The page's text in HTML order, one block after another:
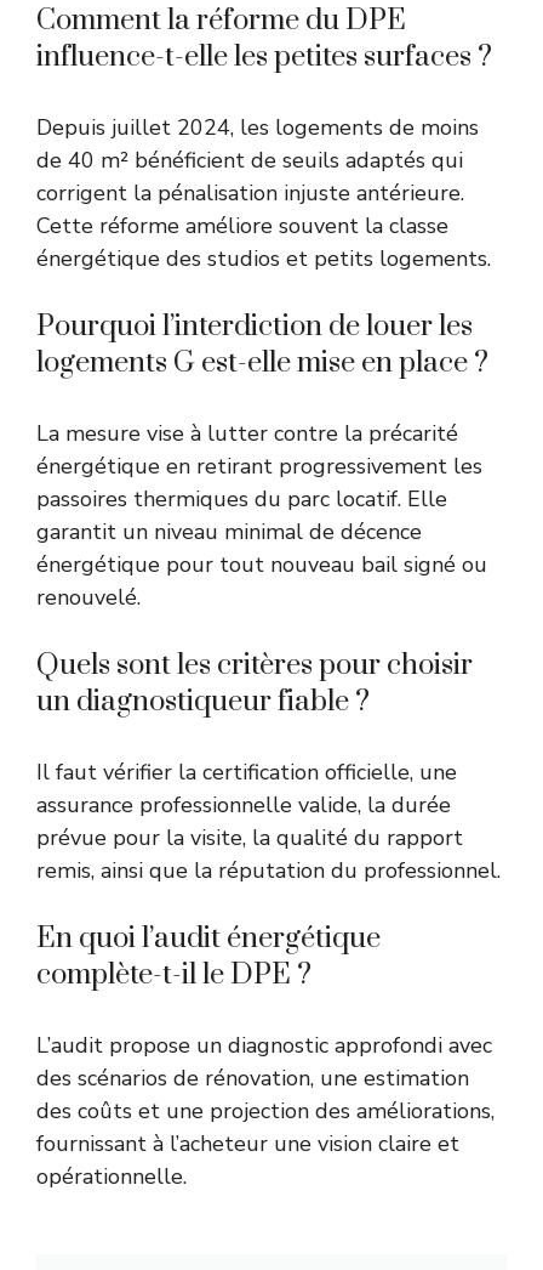
Comment la réforme du DPE
influence-t-elle les petites surfaces ?
Depuis juillet 2024, les logements de moins
de 40 m² bénéficient de seuils adaptés qui
corrigent la pénalisation injuste antérieure.
Cette réforme améliore souvent la classe
énergétique des studios et petits logements.
Pourquoi l’interdiction de louer les
logements G est-elle mise en place ?
La mesure vise à lutter contre la précarité
énergétique en retirant progressivement les
passoires thermiques du parc locatif. Elle
garantit un niveau minimal de décence
énergétique pour tout nouveau bail signé ou
renouvelé.
Quels sont les critères pour choisir
un diagnostiqueur fiable ?
Il faut vérifier la certification officielle, une
assurance professionnelle valide, la durée
prévue pour la visite, la qualité du rapport
remis, ainsi que la réputation du professionnel.
En quoi l’audit énergétique
complète-t-il le DPE ?
L’audit propose un diagnostic approfondi avec
des scénarios de rénovation, une estimation
des coûts et une projection des améliorations,
fournissant à l’acheteur une vision claire et
opérationnelle.